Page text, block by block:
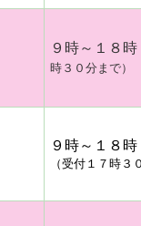
９時～
時３０分まで）
９時～１８時
（受付１７時３